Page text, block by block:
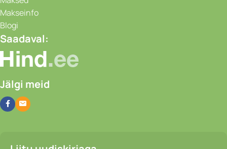
Makseinfo
Blogi
Saadaval:
Jälgi meid